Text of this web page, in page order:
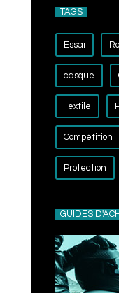
TAGS
Essai
casque
Textile
Compétition
Protection
GUIDES